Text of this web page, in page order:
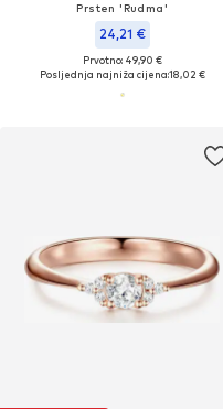
Prsten 'Rudma'
24,21 €
Prvotno: 49,90 €
Posljednja najniža cijena:18,02 €